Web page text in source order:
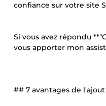
confiance sur votre site
Si vous avez répondu
vous apporter mon
## 7 avantages de